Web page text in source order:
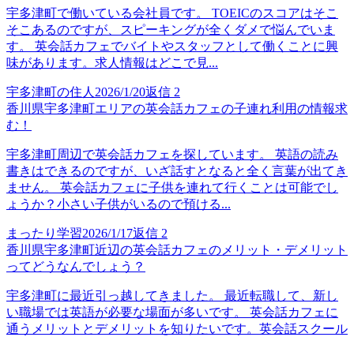
宇多津町で働いている会社員です。 TOEICのスコアはそこ
そこあるのですが、スピーキングが全くダメで悩んでいま
す。 英会話カフェでバイトやスタッフとして働くことに興
味があります。求人情報はどこで見...
宇多津町の住人 2026/1/20返信 2
香川県宇多津町エリアの英会話カフェの子連れ利用の情報求
む！
宇多津町周辺で英会話カフェを探しています。 英語の読み
書きはできるのですが、いざ話すとなると全く言葉が出てき
ません。 英会話カフェに子供を連れて行くことは可能でし
ょうか？小さい子供がいるので預ける...
まったり学習2026/1/17返信 2
香川県宇多津町近辺の英会話カフェのメリット・デメリット
ってどうなんでしょう？
宇多津町に最近引っ越してきました。 最近転職して、新し
い職場では英語が必要な場面が多いです。 英会話カフェに
通うメリットとデメリットを知りたいです。英会話スクール